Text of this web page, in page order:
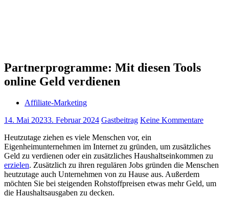
Partnerprogramme: Mit diesen Tools
online Geld verdienen
Affiliate-Marketing
14. Mai 20233. Februar 2024 Gastbeitrag Keine Kommentare
Heutzutage ziehen es viele Menschen vor, ein
Eigenheimunternehmen im Internet zu gründen, um zusätzliches
Geld zu verdienen oder ein zusätzliches Haushaltseinkommen zu
erzielen. Zusätzlich zu ihren regulären Jobs gründen die Menschen
heutzutage auch Unternehmen von zu Hause aus. Außerdem
möchten Sie bei steigenden Rohstoffpreisen etwas mehr Geld, um
die Haushaltsausgaben zu decken.